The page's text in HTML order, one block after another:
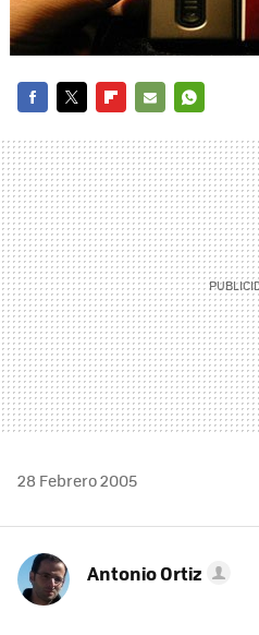
MAIL
28 Febrero 2005
Antonio Ortiz